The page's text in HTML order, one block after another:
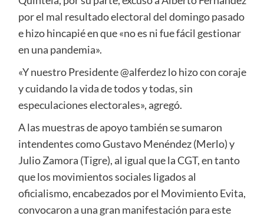
por el mal resultado electoral del domingo pasado
e hizo hincapié en que «no es ni fue fácil gestionar
en una pandemia».
«Y nuestro Presidente @alferdez lo hizo con coraje
y cuidando la vida de todos y todas, sin
especulaciones electorales», agregó.
A las muestras de apoyo también se sumaron
intendentes como Gustavo Menéndez (Merlo) y
Julio Zamora (Tigre), al igual que la CGT, en tanto
que los movimientos sociales ligados al
oficialismo, encabezados por el Movimiento Evita,
convocaron a una gran manifestación para este